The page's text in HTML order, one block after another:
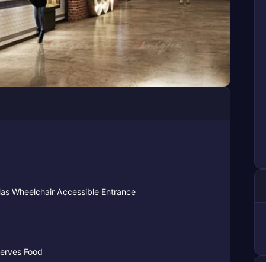
Wheelchair Accessible Entrance
Food